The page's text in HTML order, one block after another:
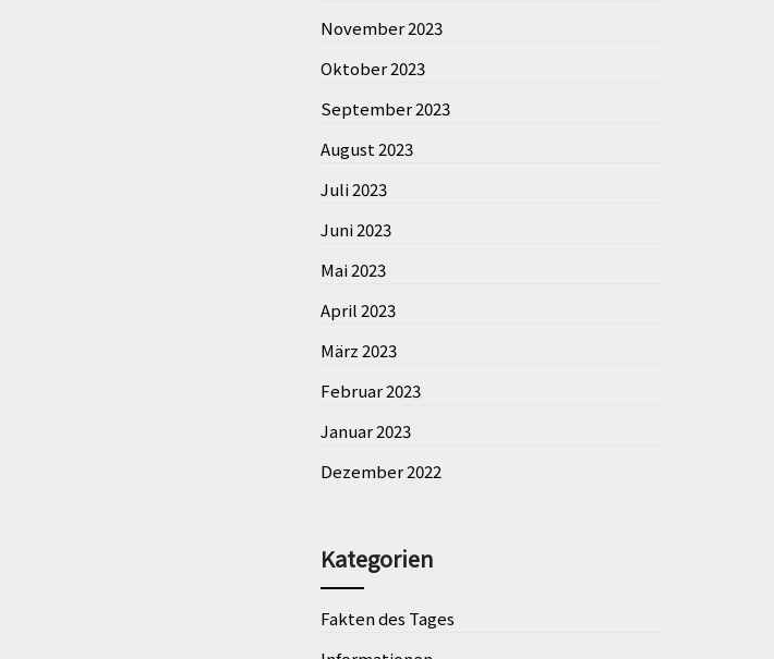
November 2023
Oktober 2023
September 2023
August 2023
Juli 2023
Juni 2023
Mai 2023
April 2023
März 2023
Februar 2023
Januar 2023
Dezember 2022
Kategorien
Fakten des Tages